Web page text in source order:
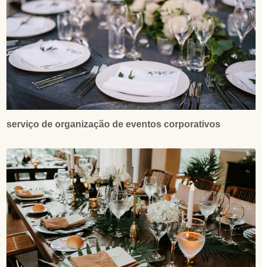
serviço de organização de eventos corporativos